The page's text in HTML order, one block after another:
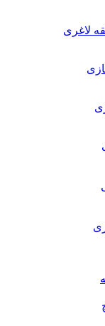
لاغری